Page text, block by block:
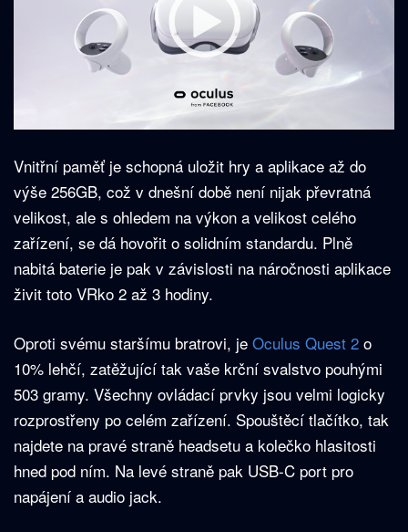
Vnitřní paměť je schopná uložit hry a aplikace až do
výše 256GB, což v dnešní době není nijak převratná
velikost, ale s ohledem na výkon a velikost celého
zařízení, se dá hovořit o solidním standardu. Plně
nabitá baterie je pak v závislosti na náročnosti aplikace
živit toto VRko 2 až 3 hodiny.
Oproti svému staršímu bratrovi, je Oculus Quest 2 o
10% lehčí, zatěžující tak vaše krční svalstvo pouhými
503 gramy. Všechny ovládací prvky jsou velmi logicky
rozprostřeny po celém zařízení. Spouštěcí tlačítko, tak
najdete na pravé straně headsetu a kolečko hlasitosti
hned pod ním. Na levé straně pak USB-C port pro
napájení a audio jack.